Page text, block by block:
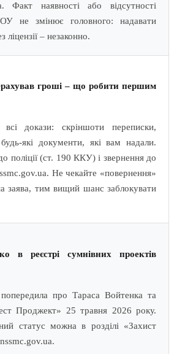
Факт наявності або відсутності
не змінює головного: надавати
ліцензії – незаконно.
гроші – що робити першим
всі докази: скріншоти переписки,
будь-які документи, які вам надали.
поліції (ст. 190 ККУ) і звернення до
Не чекайте «повернення»
заява, тим вищий шанс заблокувати
реєстрі сумнівних проектів
про Тараса Войтенка та
Проджект» 25 травня 2026 року.
статус можна в розділі «Захист
nssmc.gov.ua.